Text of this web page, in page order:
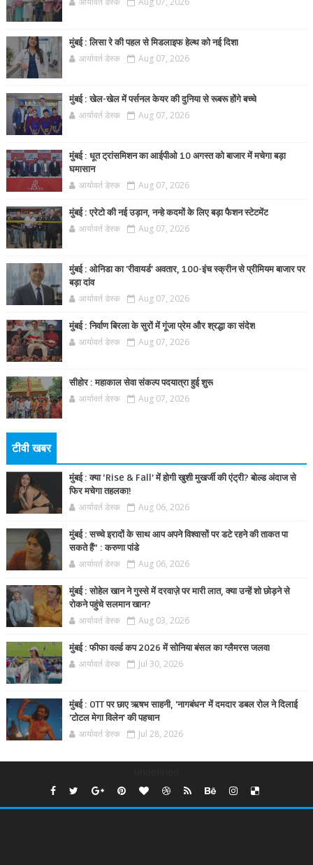
मुंबई : लिसा रे की पहल से मिडलाइफ हेल्थ को नई दिशा
आर्यावर्त डेस्क Aug 07, 2026
मुंबई : खेल-खेल में पर्सनल केयर की दुनिया से रूबरू होंगे बच्चे
आर्यावर्त डेस्क Aug 07, 2026
मुंबई : धूत ट्रांसमिशन का आईपीओ 10 अगस्त को बाजार में मचेगा बड़ा
घमासान
आर्यावर्त डेस्क Aug 07, 2026
मुंबई : एरेटो की नई उड़ान, नन्हे कदमों के लिए बड़ा फैशन स्टेटमेंट
आर्यावर्त डेस्क Aug 07, 2026
मुंबई : ओनिडा का 'रीवायर्ड’ अवतार, 100-इंच स्क्रीन से प्रीमियम बाजार पर
बड़ा दांव
आर्यावर्त डेस्क Aug 07, 2026
मुंबई : निर्वाण बिरला के सुरों में गूंजा प्रेम और श्रद्धा का संदेश
आर्यावर्त डेस्क Aug 07, 2026
सीहोर : महाकाल सेवा संकल्प पदयात्रा हुई शुरू
आर्यावर्त डेस्क Aug 07, 2026
टीवी खबर
मुंबई : क्या ‘Rise & Fall’ में होगी खुशी मुखर्जी की एंट्री? बोल्ड अंदाज से
फिर मचेगा तहलका!
आर्यावर्त डेस्क Aug 06, 2026
मुंबई : सच्चे इरादों के साथ आप अपने विश्वासों पर डटे रहने की ताकत पा
सकते हैं” : करुणा पांडे
आर्यावर्त डेस्क Aug 06, 2026
मुंबई : सोहेल खान ने गुस्से में दरवाज़े पर मारी लात, क्या उन्हें शो छोड़ने से
रोकने पहुंचे सलमान खान?
आर्यावर्त डेस्क Aug 03, 2026
मुंबई : फीफा वर्ल्ड कप 2026 में सोनिया बंसल का ग्लैमरस जलवा
आर्यावर्त डेस्क Jul 30, 2026
मुंबई : OTT पर छाए ऋषभ साहनी, 'नागबंधन' में दमदार डबल रोल ने दिलाई
'टोटल मेगा विलेन' की पहचान
आर्यावर्त डेस्क Jul 28, 2026